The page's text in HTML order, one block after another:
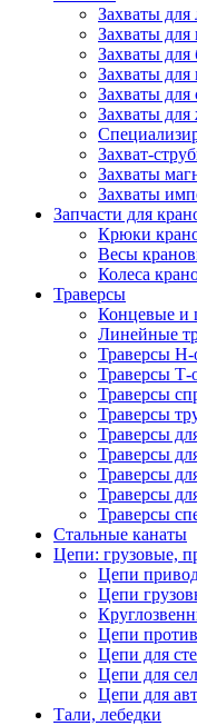
Захваты для
Захваты для
Захваты для
Захваты для
Захваты
Захваты
Захват-
Захваты
Захваты
Запчасти для
Крюки
Весы
Колеса
Траверсы
Концевые и
Линейные
Траверсы Н-
Траверсы Т-
Траверсы
Траверсы
Траверсы
Траверсы
Траверсы
Траверсы
Траверсы
Стальные канаты
Цепи: грузовые,
Цепи
Цепи
Цепи
Цепи для
Цепи для
Цепи для
Тали, лебедки